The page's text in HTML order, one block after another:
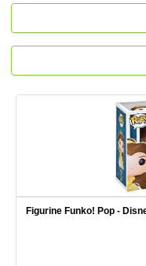
Figurine Funko! Pop -